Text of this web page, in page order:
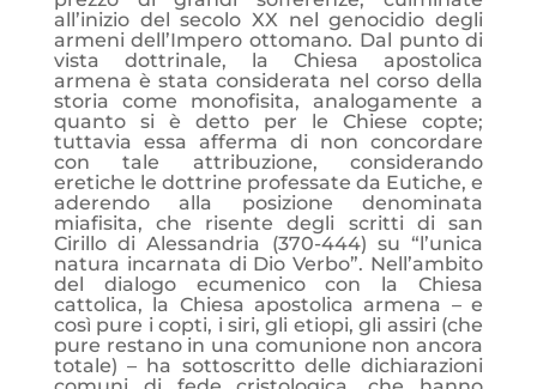
all’inizio del secolo XX nel genocidio degli
armeni dell’Impero ottomano. Dal punto di
vista dottrinale, la Chiesa apostolica
armena è stata considerata nel corso della
storia come monofisita, analogamente a
quanto si è detto per le Chiese copte;
tuttavia essa afferma di non concordare
con tale attribuzione, considerando
eretiche le dottrine professate da Eutiche, e
aderendo alla posizione denominata
miafisita, che risente degli scritti di san
Cirillo di Alessandria (370-444) su “l’unica
natura incarnata di Dio Verbo”. Nell’ambito
del dialogo ecumenico con la Chiesa
cattolica, la Chiesa apostolica armena – e
così pure i copti, i siri, gli etiopi, gli assiri (che
pure restano in una comunione non ancora
totale) – ha sottoscritto delle dichiarazioni